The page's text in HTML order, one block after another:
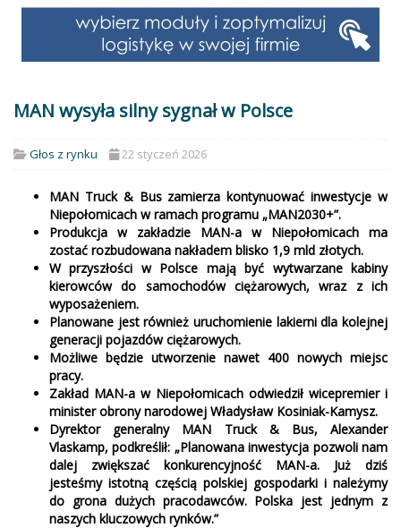
MAN wysyła silny sygnał w Polsce
Głos z rynku 22 styczeń 2026
MAN Truck & Bus zamierza kontynuować inwestycje w
Niepołomicach w ramach programu „MAN2030+”.
Produkcja w zakładzie MAN-a w Niepołomicach ma
zostać rozbudowana nakładem blisko 1,9 mld złotych.
W przyszłości w Polsce mają być wytwarzane kabiny
kierowców do samochodów ciężarowych, wraz z ich
wyposażeniem.
Planowane jest również uruchomienie lakierni dla kolejnej
generacji pojazdów ciężarowych.
Możliwe będzie utworzenie nawet 400 nowych miejsc
pracy.
Zakład MAN-a w Niepołomicach odwiedził wicepremier i
minister obrony narodowej Władysław Kosiniak-Kamysz.
Dyrektor generalny MAN Truck & Bus, Alexander
Vlaskamp, podkreślił: „Planowana inwestycja pozwoli nam
dalej zwiększać konkurencyjność MAN-a. Już dziś
jesteśmy istotną częścią polskiej gospodarki i należymy
do grona dużych pracodawców. Polska jest jednym z
naszych kluczowych rynków.”